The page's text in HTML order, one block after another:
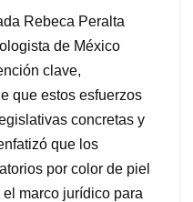
Rebeca Peralta
de México
clave,
que estos esfuerzos
concretas y
que los
por color de piel
marco jurídico para